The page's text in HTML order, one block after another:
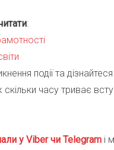
:
події та
часу триває
у Viber чи Telegram і